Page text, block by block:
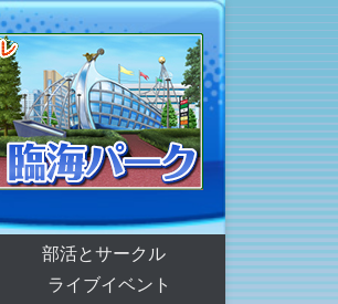
部活とサークル
ライブイベント